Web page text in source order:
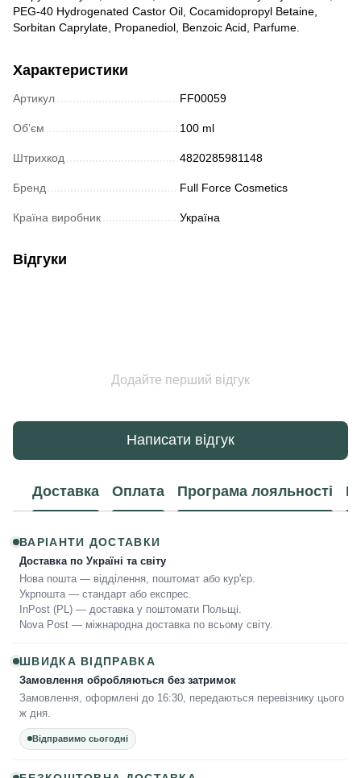
PEG-40 Hydrogenated Castor Oil, Cocamidopropyl Betaine,
Sorbitan Caprylate, Propanediol, Benzoic Acid, Parfume.
Характеристики
Артикул FF00059
Обʼєм 100 ml
Штрихкод 4820285981148
Бренд Full Force Cosmetics
Країна виробник Україна
Відгуки
Додайте перший відгук
Написати відгук
Доставка Оплата Програма лояльності
ВАРІАНТИ ДОСТАВКИ
Доставка по Україні та світу
Нова пошта — відділення, поштомат або кур'єр.
Укрпошта — стандарт або експрес.
InPost (PL) — доставка у поштомати Польщі.
Nova Post — міжнародна доставка по всьому світу.
ШВИДКА ВІДПРАВКА
Замовлення обробляються без затримок
Замовлення, оформлені до 16:30, передаються перевізнику цього
ж дня.
Відправимо сьогодні